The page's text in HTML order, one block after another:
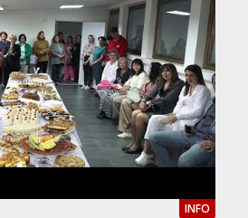
INFO